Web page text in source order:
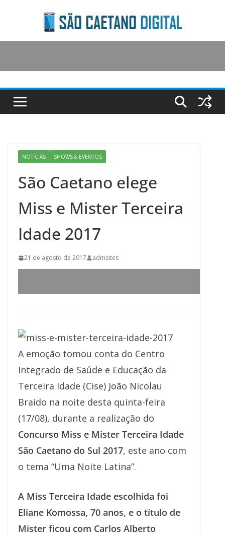
content
NOTÍCIAS SHOWS & EVENTOS
São Caetano elege
Miss e Mister Terceira
Idade 2017
21 de agosto de 2017 admsites
A emoção tomou conta do Centro
Integrado de Saúde e Educação da
Terceira Idade (Cise) João Nicolau
Braido na noite desta quinta-feira
(17/08), durante a realização do
Concurso Miss e Mister Terceira Idade
São Caetano do Sul 2017, este ano com
o tema “Uma Noite Latina”.
A Miss Terceira Idade escolhida foi
Eliane Komossa, 70 anos, e o título de
Mister ficou com Carlos Alberto